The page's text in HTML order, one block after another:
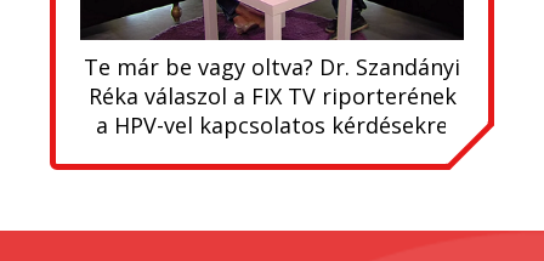
Te már be vagy oltva? Dr. Szandányi
Réka válaszol a FIX TV riporterének
a HPV-vel kapcsolatos kérdésekre